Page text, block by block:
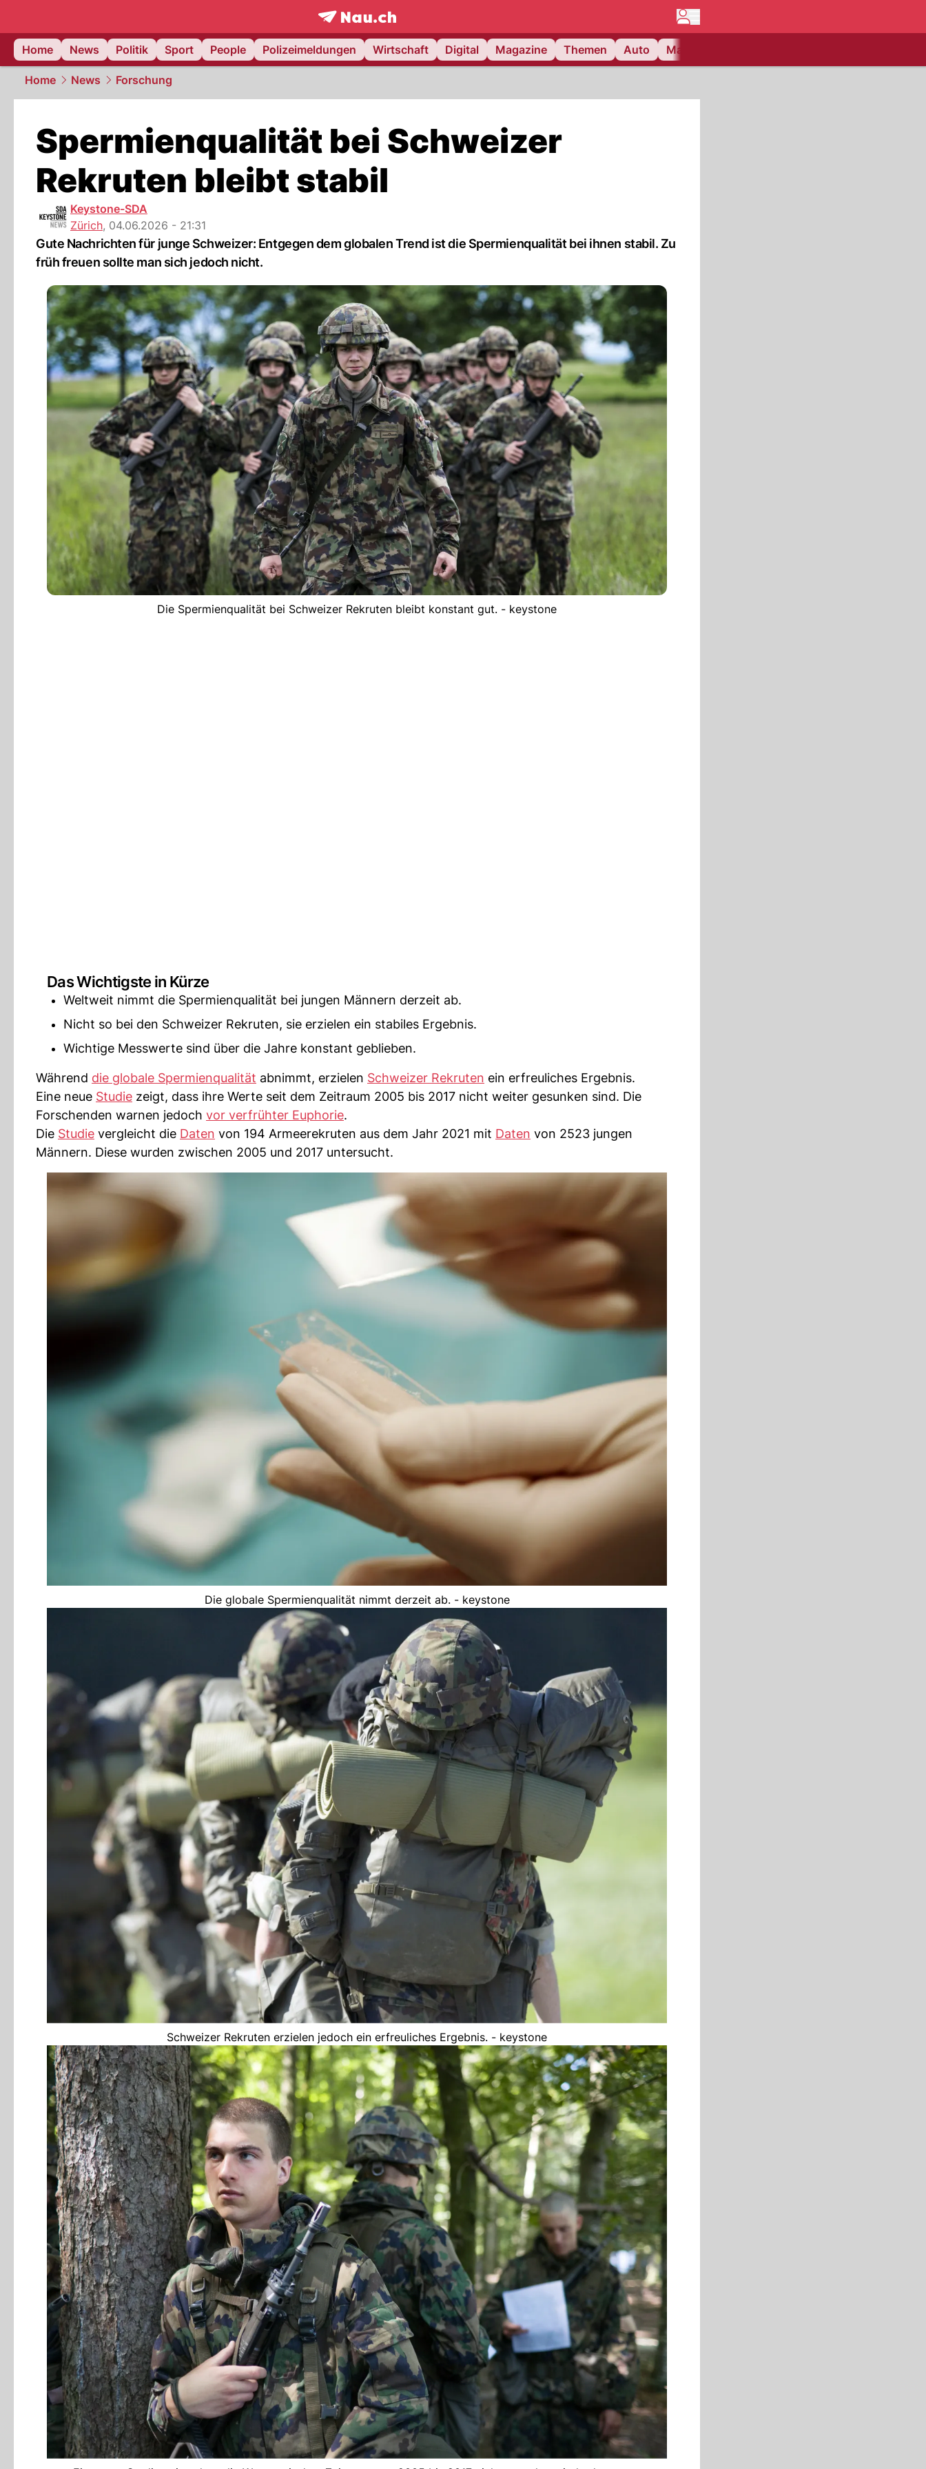
frontpage.NAU.ch
Home
News Politik Sport People Polizeimeldungen Wirtschaft Digital Magazine Themen Auto Matchcenter
Home News Forschung
Spermienqualität bei Schweizer
Rekruten bleibt stabil
Keystone-SDA
Zürich, 04.06.2026 - 21:31
Gute Nachrichten für junge Schweizer: Entgegen dem globalen Trend ist die Spermienqualität bei ihnen stabil. Zu
früh freuen sollte man sich jedoch nicht.
Die Spermienqualität bei Schweizer Rekruten bleibt konstant gut. - keystone
Das Wichtigste in Kürze
Weltweit nimmt die Spermienqualität bei jungen Männern derzeit ab.
Nicht so bei den Schweizer Rekruten, sie erzielen ein stabiles Ergebnis.
Wichtige Messwerte sind über die Jahre konstant geblieben.
Während die globale Spermienqualität abnimmt, erzielen Schweizer Rekruten ein erfreuliches Ergebnis.
Eine neue Studie zeigt, dass ihre Werte seit dem Zeitraum 2005 bis 2017 nicht weiter gesunken sind. Die
Forschenden warnen jedoch vor verfrühter Euphorie.
Die Studie vergleicht die Daten von 194 Armeerekruten aus dem Jahr 2021 mit Daten von 2523 jungen
Männern. Diese wurden zwischen 2005 und 2017 untersucht.
Die globale Spermienqualität nimmt derzeit ab. - keystone
Schweizer Rekruten erzielen jedoch ein erfreuliches Ergebnis. - keystone